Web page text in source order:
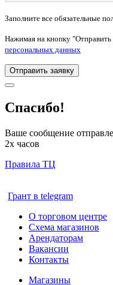
Заполните все обязательные
Нажимая на кнопку "Отправить
персональных данных
Отправить заявку
Спасибо!
Ваше сообщение
2х часов
Правила ТЦ
Грант в telegram
О торговом центре
Схема магазинов
Арендаторам
Вакансии
Контакты
Магазины